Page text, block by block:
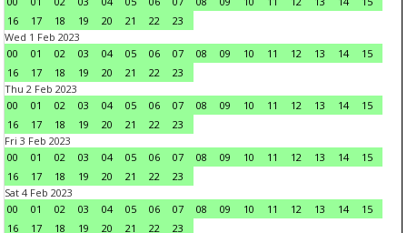
16
17 18 19 20 21 22
23
Wed 1 Feb 2023
00
01 02 03 04 05 06 07 08 09 10 11 12 13 14
15
16
17 18 19 20 21 22
23
Thu 2 Feb 2023
00
01 02 03 04 05 06 07 08 09 10 11 12 13 14
15
16
17 18 19 20 21 22
23
Fri 3 Feb 2023
00
01 02 03 04 05 06 07 08 09 10 11 12 13 14
15
16
17 18 19 20 21 22
23
Sat 4 Feb 2023
00
01 02 03 04 05 06 07 08 09 10 11 12 13 14
15
16
17 18 19 20 21 22
23